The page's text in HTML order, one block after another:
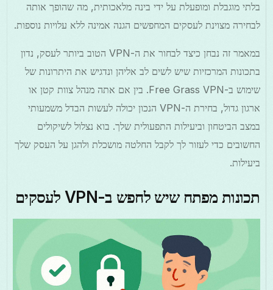
בלתי מוגבלת ומופעלת על ידי בינה מלאכותית, מה שהופך אותה
לבחירה מצוינת לעסקים המחפשים הגנה אמינה ללא עלויות נוספות.
במאמר זה נבחן כיצד לבחור את ה-VPN הטוב ביותר לעסק, נדון
בתכונות המרכזיות שיש לשים לב אליהן ונדגיש את היתרונות של
שימוש ב-Free Grass VPN. בין אם אתה מנהל צוות קטן או
ארגון גדול, בחירת ה-VPN הנכון יכולה לעשות הבדל משמעותי
במצב הביטחון וביעילות התפעולית שלך. בוא נצלול לשיקולים
החשובים כדי לעזור לך לקבל החלטה מושכלת ולהגן על העסק שלך
ביעילות.
תכונות מפתח שיש לחפש ב-VPN לעסקים